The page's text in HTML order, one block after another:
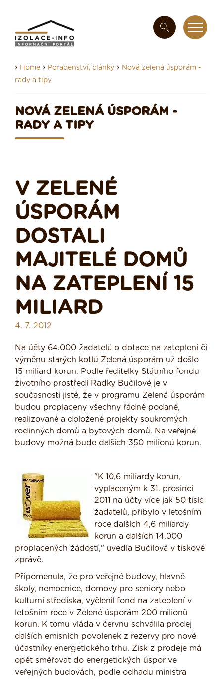
› Home › Poradenství, články › Nová zelená úsporám -
rady a tipy
NOVÁ ZELENÁ ÚSPORÁM -
RADY A TIPY
V ZELENÉ
ÚSPORÁM
DOSTALI
MAJITELÉ DOMŮ
NA ZATEPLENÍ 15
MILIARD
4. 7. 2012
Na účty 64.000 žadatelů o dotace na zateplení či
výměnu starých kotlů Zelená úsporám už došlo
15 miliard korun. Podle ředitelky Státního fondu
životního prostředí Radky Bučilové je v
současnosti jisté, že v programu Zelená úsporám
budou proplaceny všechny řádně podané,
realizované a doložené projekty soukromých
rodinných domů a bytových domů. Na veřejné
budovy možná bude dalších 350 milionů korun.
"K 10,6 miliardy korun,
vyplaceným k 31. prosinci
2011 na účty více jak 50 tisíc
žadatelů, přibylo v letošním
roce dalších 4,6 miliardy
korun a dalších 14.000
proplacených žádostí," uvedla Bučilová v tiskové
zprávě.
Připomenula, že pro veřejné budovy, hlavně
školy, nemocnice, domovy pro seniory nebo
kulturní střediska, vyčlenil fond na zateplení v
letošním roce v Zelené úsporám 200 milionů
korun. K tomu vláda v červnu schválila prodej
dalších emisních povolenek z rezervy pro nové
účastníky energetického trhu. Zisk z prodeje má
opět směřovat do energetických úspor ve
veřejných budovách, podle odhadu ministra